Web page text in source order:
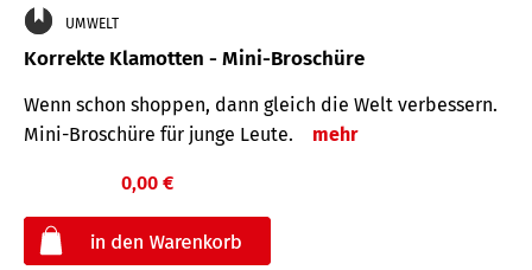
UMWELT
Korrekte Klamotten - Mini-Broschüre
Wenn schon shoppen, dann gleich die Welt verbessern.
Mini-Broschüre für junge Leute.
mehr
0,00 €